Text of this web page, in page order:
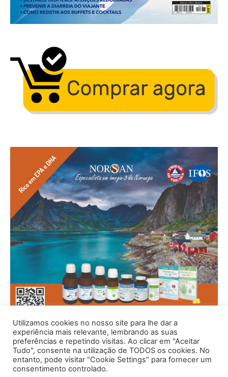
Utilizamos cookies no nosso site para lhe dar a
experiência mais relevante, lembrando as suas
preferências e repetindo visitas. Ao clicar em "Aceitar
Tudo", consente na utilização de TODOS os cookies. No
entanto, pode visitar "Cookie Settings" para fornecer um
consentimento controlado.